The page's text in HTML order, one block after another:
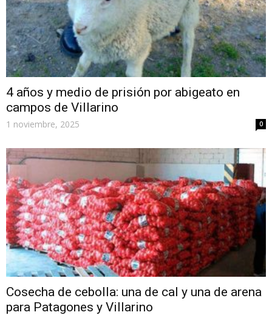
4 años y medio de prisión por abigeato en
campos de Villarino
1 noviembre, 2025 0
Cosecha de cebolla: una de cal y una de arena
para Patagones y Villarino